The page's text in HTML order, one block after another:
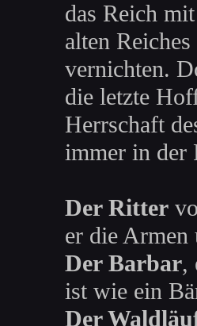
das Reich
alten
vernichten.
die letzte
Herrschaft
immer in der
Der Ritter
er die Armen
Der Barbar,
ist wie ein
Der